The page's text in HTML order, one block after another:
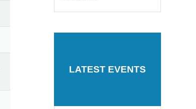
LATEST EVENTS